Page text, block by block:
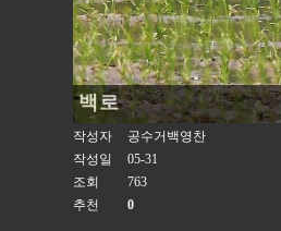
백로
작성자
공수거백영찬
작성일
05-31
조회
763
추천
0